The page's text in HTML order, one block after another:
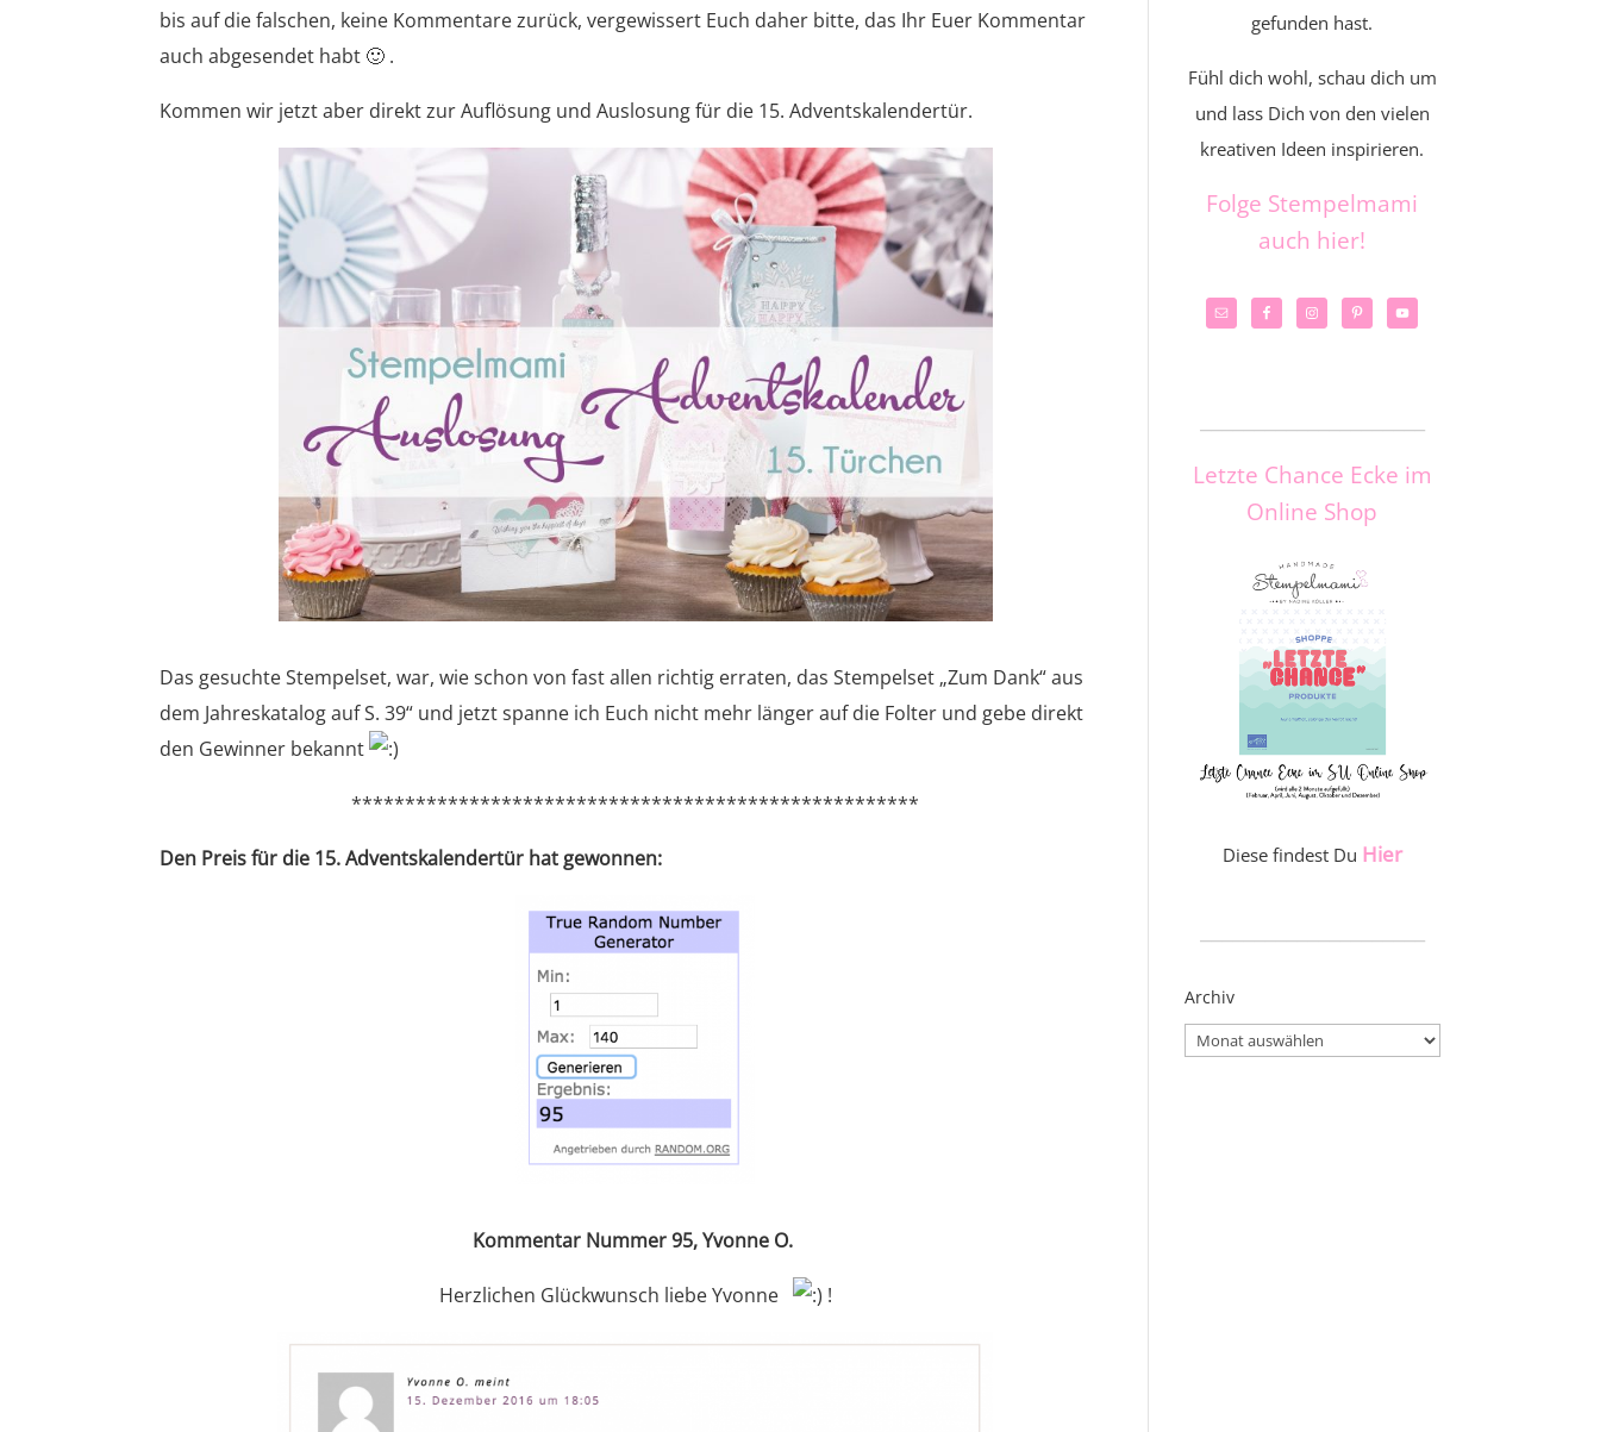
bis auf die falschen, keine Kommentare zurück, vergewissert Euch daher bitte, das Ihr Euer Kommentar
auch abgesendet habt 🙂 .
Kommen wir jetzt aber direkt zur Auflösung und Auslosung für die 15. Adventskalendertür.
Das gesuchte Stempelset, war, wie schon von fast allen richtig erraten, das Stempelset „Zum Dank“ aus
dem Jahreskatalog auf S. 39“ und jetzt spanne ich Euch nicht mehr länger auf die Folter und gebe direkt
den Gewinner bekannt
*****************************************************
Den Preis für die 15. Adventskalendertür hat gewonnen:
Kommentar Nummer 95, Yvonne O.
Herzlichen Glückwunsch liebe Yvonne !
gefunden hast.
Fühl dich wohl, schau dich um
und lass Dich von den vielen
kreativen Ideen inspirieren.
Folge Stempelmami
auch hier!
Letzte Chance Ecke im
Online Shop
Diese findest Du Hier
Archiv
Archiv